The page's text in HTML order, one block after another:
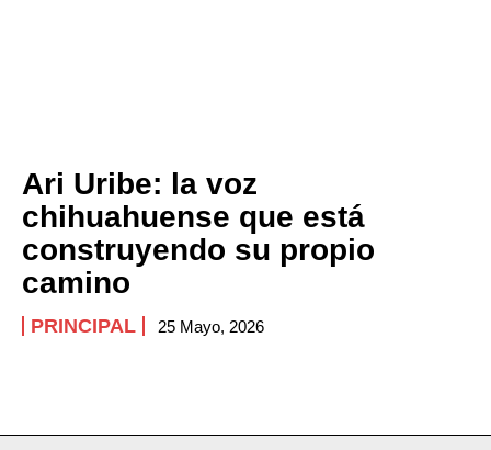
Ari Uribe: la voz
chihuahuense que está
construyendo su propio
camino
PRINCIPAL 25 Mayo, 2026